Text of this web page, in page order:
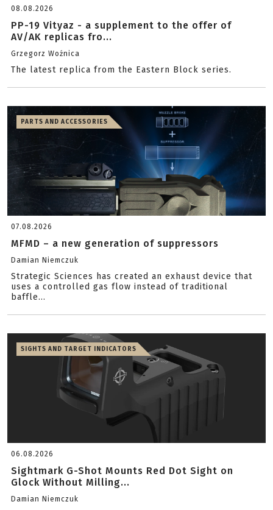
08.08.2026
PP-19 Vityaz - a supplement to the offer of
AV/AK replicas fro...
Grzegorz Woźnica
The latest replica from the Eastern Block series.
PARTS AND ACCESSORIES
07.08.2026
MFMD – a new generation of suppressors
Damian Niemczuk
Strategic Sciences has created an exhaust device that
uses a controlled gas flow instead of traditional
baffle...
SIGHTS AND TARGET INDICATORS
06.08.2026
Sightmark G-Shot Mounts Red Dot Sight on
Glock Without Milling...
Damian Niemczuk